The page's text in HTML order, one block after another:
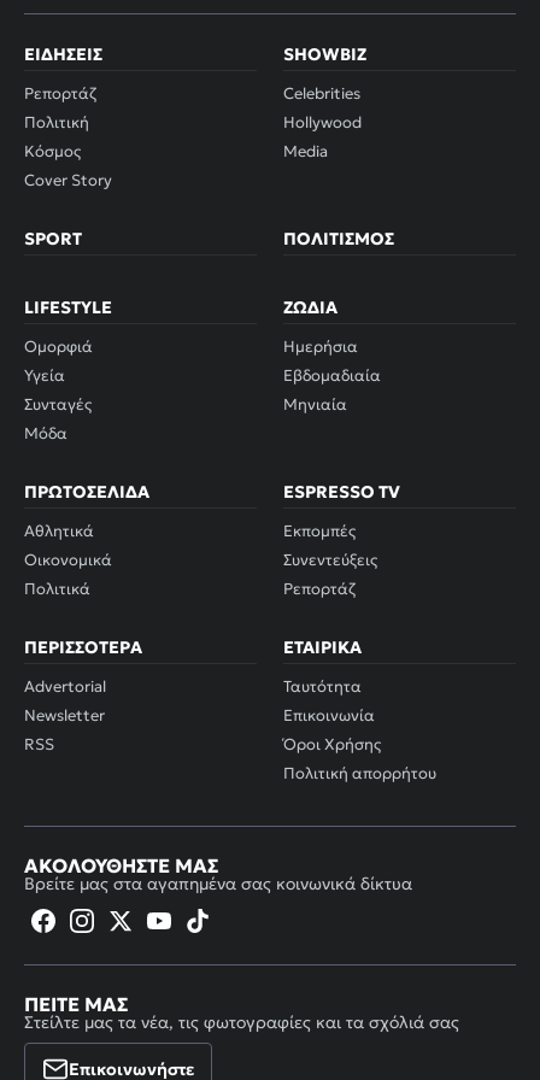
ΕΙΔΉΣΕΙΣ
Ρεπορτάζ
Πολιτική
Κόσμος
Cover Story
SHOWBIZ
Celebrities
Hollywood
Media
SPORT ΠΟΛΙΤΙΣΜΌΣ
LIFESTYLE
Ομορφιά
Υγεία
Συνταγές
Μόδα
ΖΏΔΙΑ
Ημερήσια
Εβδομαδιαία
Μηνιαία
ΠΡΩΤΟΣΈΛΙΔΑ
Αθλητικά
Οικονομικά
Πολιτικά
ESPRESSO TV
Εκπομπές
Συνεντεύξεις
Ρεπορτάζ
ΠΕΡΙΣΣΌΤΕΡΑ
Advertorial
Newsletter
RSS
ΕΤΑΙΡΙΚΆ
Ταυτότητα
Επικοινωνία
Όροι Χρήσης
Πολιτική απορρήτου
ΑΚΟΛΟΥΘΉΣΤΕ ΜΑΣ
Βρείτε μας στα αγαπημένα σας κοινωνικά δίκτυα
ΠΕΊΤΕ ΜΑΣ
Στείλτε μας τα νέα, τις φωτογραφίες και τα σχόλιά σας
Επικοινωνήστε